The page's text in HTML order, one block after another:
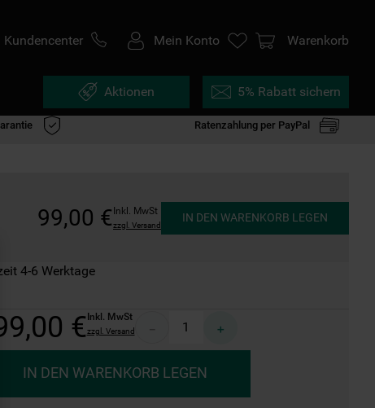
Kundencenter Mein Konto Warenkorb
Aktionen 5% Rabatt sichern
Ratenzahlung per PayPal
99,00 € Inkl. MwSt
zzgl. Versand
IN DEN WARENKORB LEGEN
4-6 Werktage
,00 €Inkl. MwSt
zzgl. Versand ＋
IN DEN WARENKORB LEGEN